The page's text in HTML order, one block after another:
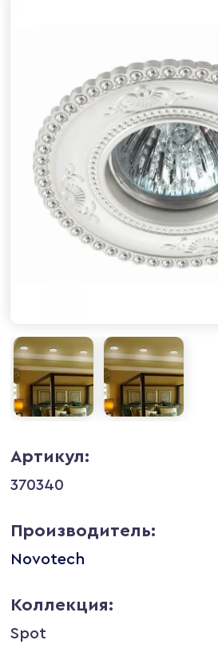
Артикул:
370340
Производитель:
Novotech
Коллекция:
Spot